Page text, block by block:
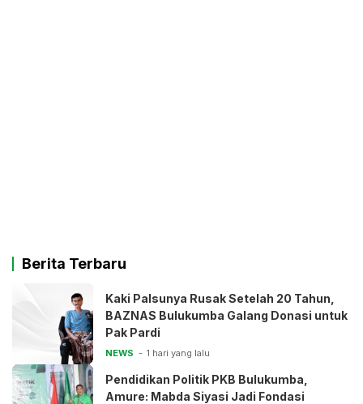
Berita Terbaru
Kaki Palsunya Rusak Setelah 20 Tahun,
BAZNAS Bulukumba Galang Donasi untuk
Pak Pardi
NEWS 1 hari yang lalu
Pendidikan Politik PKB Bulukumba,
Amure: Mabda Siyasi Jadi Fondasi